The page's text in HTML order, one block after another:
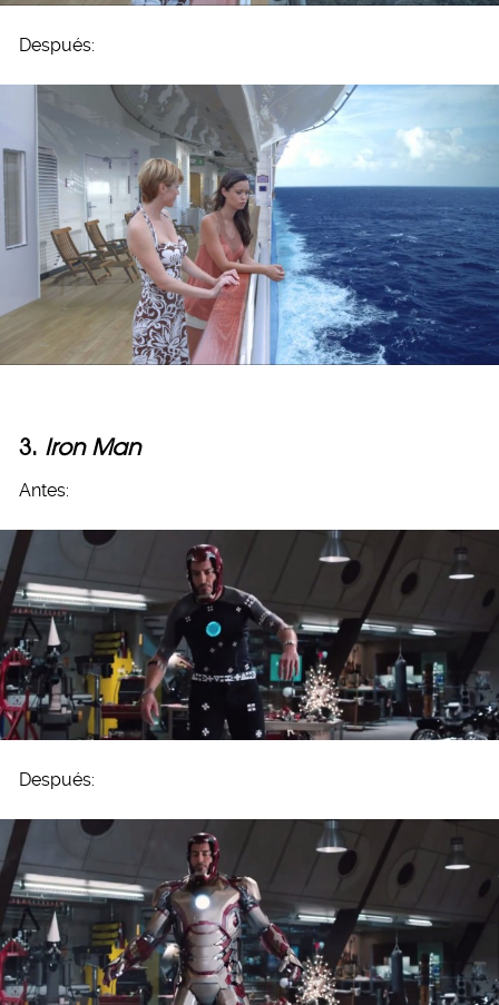
Después:
3. Iron Man
Antes:
Después: